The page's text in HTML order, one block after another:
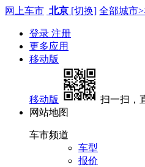
网上车市 北京 [切换] 全部城市
登录 注册
更多应用
移动版
移动版
扫一扫，
网站地图
车市频道
车型
报价